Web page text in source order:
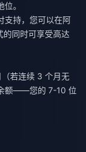
。
支持，您可以在阿
的同时可享受高达
若连续 3 个月无
额——您的 7-10 位